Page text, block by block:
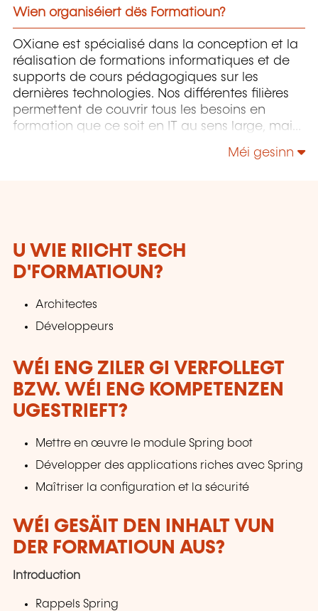
Wien organiséiert dës Formatioun?
OXiane est spécialisé dans la conception et la
réalisation de formations informatiques et de
supports de cours pédagogiques sur les
dernières technologies. Nos différentes filières
permettent de couvrir tous les besoins en
formation que ce soit en IT au sens large, mais
Management, Communication & leadership.
Méi gesinn
U WIE RIICHT SECH
D'FORMATIOUN?
Architectes
Développeurs
WÉI ENG ZILER GI VERFOLLEGT
BZW. WÉI ENG KOMPETENZEN
UGESTRIEFT?
Mettre en œuvre le module Spring boot
Développer des applications riches avec Spring
Maîtriser la configuration et la sécurité
WÉI GESÄIT DEN INHALT VUN
DER FORMATIOUN AUS?
Introduction
Rappels Spring